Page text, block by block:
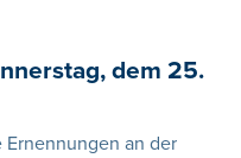
dem 25.
an der